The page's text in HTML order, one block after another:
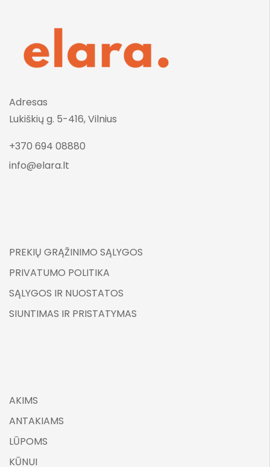
Adresas
Lukiškių g. 5-416, Vilnius
+370 694 08880
info@elara.lt
PREKIŲ GRĄŽINIMO SĄLYGOS
PRIVATUMO POLITIKA
SĄLYGOS IR NUOSTATOS
SIUNTIMAS IR PRISTATYMAS
AKIMS
ANTAKIAMS
LŪPOMS
KŪNUI